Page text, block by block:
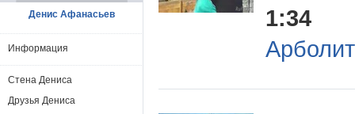
1:34
Денис Афанасьев
Информация
Стена Дениса
Друзья Дениса